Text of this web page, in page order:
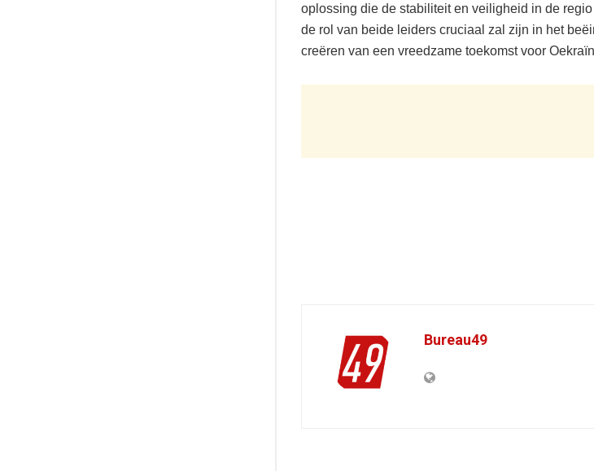
oplossing die de stabiliteit en veiligheid in de
de rol van beide leiders cruciaal zal zijn in het
creëren van een vreedzame toekomst voor
Bureau49